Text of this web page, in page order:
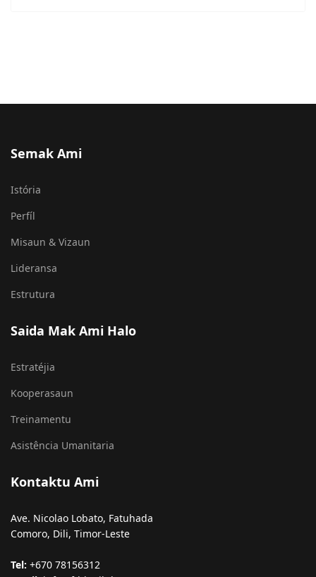
Semak Ami
Istória
Perfíl
Misaun & Vizaun
Lideransa
Estrutura
Saida Mak Ami Halo
Estratéjia
Kooperasaun
Treinamentu
Asistência Umanitaria
Kontaktu Ami
Comoro, Dili, Timor-Leste